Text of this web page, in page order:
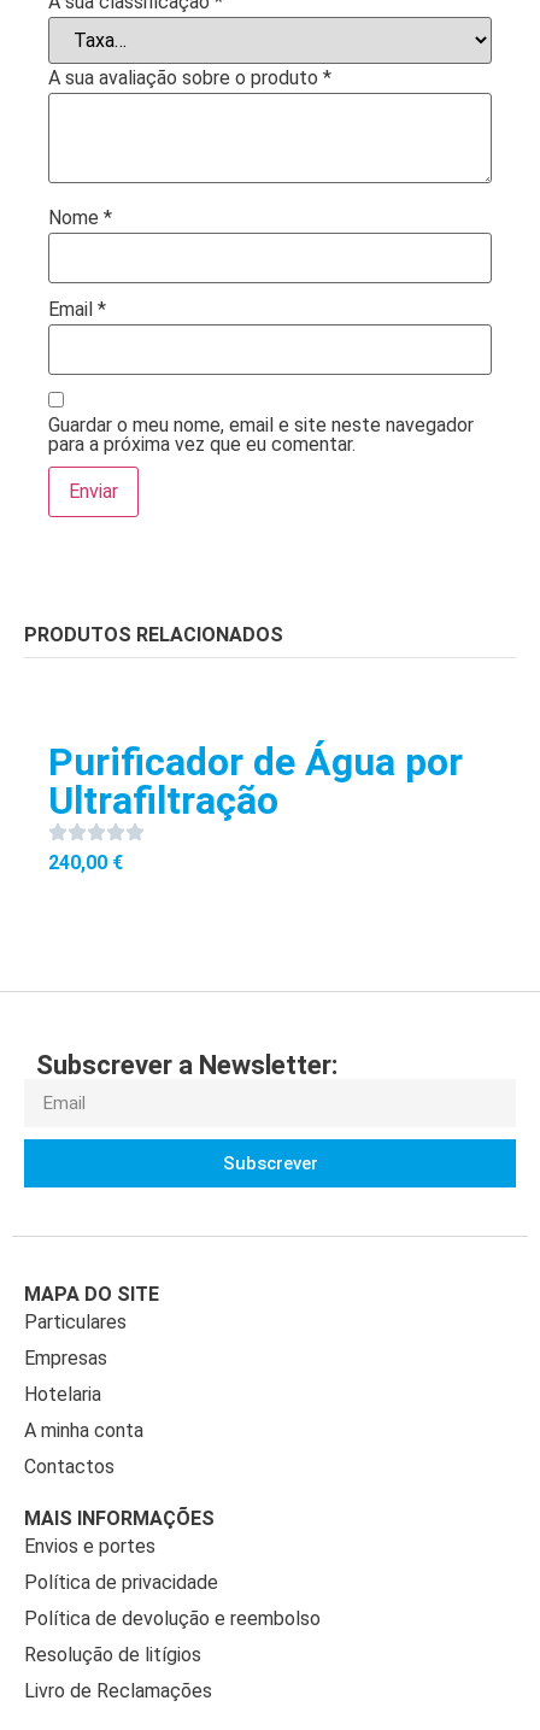
A sua avaliação sobre o produto *
Nome *
Email *
Guardar o meu nome, email e site neste navegador
para a próxima vez que eu comentar.
PRODUTOS RELACIONADOS
Purificador de Água por
Ultrafiltração
240,00 €
Subscrever a Newsletter:
Subscrever
MAPA DO SITE
Particulares
Empresas
Hotelaria
A minha conta
Contactos
MAIS INFORMAÇÕES
Envios e portes
Política de privacidade
Política de devolução e reembolso
Resolução de litígios
Livro de Reclamações